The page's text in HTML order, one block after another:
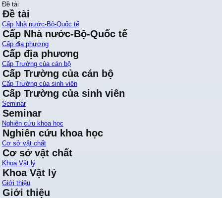
Đề tài
Đề tài
Cấp Nhà nước-Bộ-Quốc tế
Cấp Nhà nước-Bộ-Quốc tế
Cấp địa phương
Cấp địa phương
Cấp Trường của cán bộ
Cấp Trường của cán bộ
Cấp Trường của sinh viên
Cấp Trường của sinh viên
Seminar
Seminar
Nghiên cứu khoa học
Nghiên cứu khoa học
Cơ sở vật chất
Cơ sở vật chất
Khoa Vật lý
Khoa Vật lý
Giới thiệu
Giới thiệu